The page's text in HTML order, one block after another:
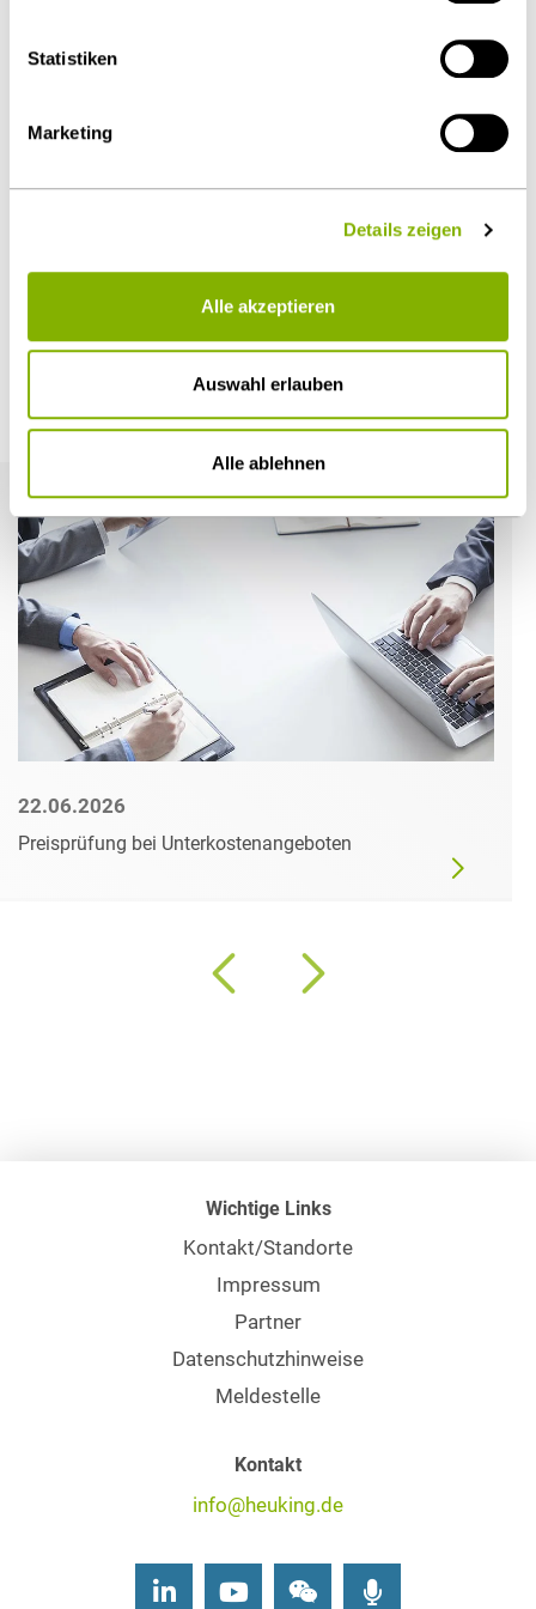
Statistiken
Marketing
Details zeigen
Alle akzeptieren
Auswahl erlauben
Alle ablehnen
Diesen Artikel teilen
Öffentlicher Sektor und Vergabe
Weitere Artikel
22.06.2026
Preisprüfung bei Unterkostenangeboten
Wichtige Links
Kontakt/Standorte
Impressum
Partner
Datenschutzhinweise
Meldestelle
Kontakt
info@heuking.de